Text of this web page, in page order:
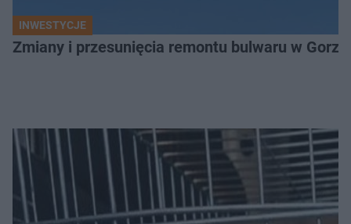
INWESTYCJE
Zmiany i przesunięcia remontu bulwaru w